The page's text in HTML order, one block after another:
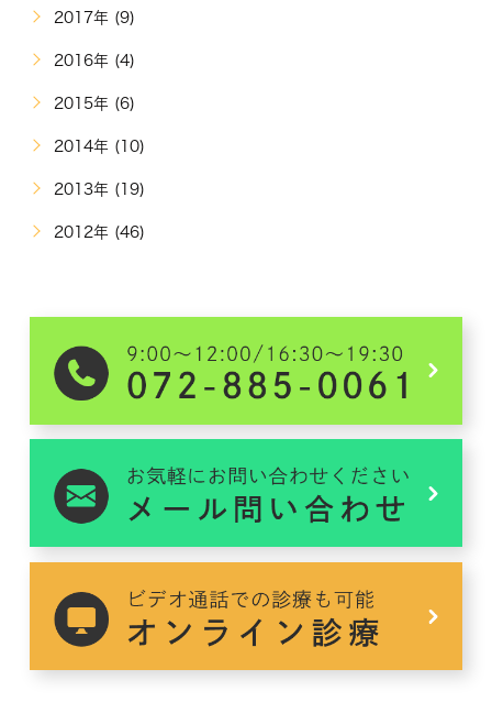
2017年 (9)
2016年 (4)
2015年 (6)
2014年 (10)
2013年 (19)
2012年 (46)